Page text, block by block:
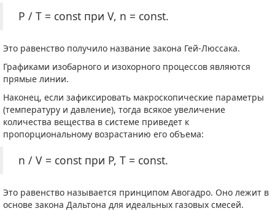
P / T = const при V, n = const.
Это равенство получило название закона Гей-Люссака.
Графиками изобарного и изохорного процессов являются
прямые линии.
Наконец, если зафиксировать макроскопические параметры
(температуру и давление), тогда всякое увеличение
количества вещества в системе приведет к
пропорциональному возрастанию его объема:
n / V = const при P, T = const.
Это равенство называется принципом Авогадро. Оно лежит в
основе закона Дальтона для идеальных газовых смесей.